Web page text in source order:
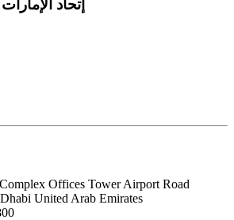
إتحاد
Offices Tower Airport Road
United Arab Emirates